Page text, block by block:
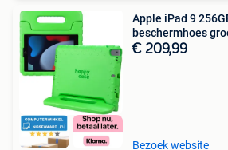
Apple iPad 9
beschermhoes
€ 209,99
Bezoek website